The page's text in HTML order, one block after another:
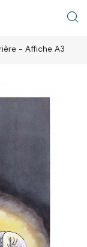
- Affiche A3